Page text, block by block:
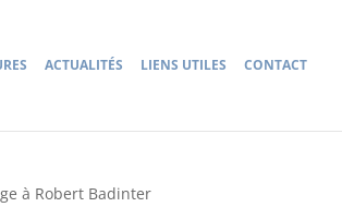
ACTUALITÉS LIENS UTILES CONTACT
à Robert Badinter